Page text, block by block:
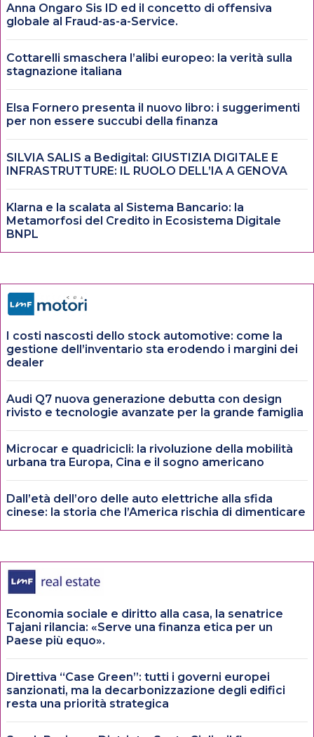
Anna Ongaro Sis ID ed il concetto di offensiva
globale al Fraud-as-a-Service.
Cottarelli smaschera l’alibi europeo: la verità sulla
stagnazione italiana
Elsa Fornero presenta il nuovo libro: i suggerimenti
per non essere succubi della finanza
SILVIA SALIS a Bedigital: GIUSTIZIA DIGITALE E
INFRASTRUTTURE: IL RUOLO DELL’IA A GENOVA
Klarna e la scalata al Sistema Bancario: la
Metamorfosi del Credito in Ecosistema Digitale
BNPL
I costi nascosti dello stock automotive: come la
gestione dell’inventario sta erodendo i margini dei
dealer
Audi Q7 nuova generazione debutta con design
rivisto e tecnologie avanzate per la grande famiglia
Microcar e quadricicli: la rivoluzione della mobilità
urbana tra Europa, Cina e il sogno americano
Dall’età dell’oro delle auto elettriche alla sfida
cinese: la storia che l’America rischia di dimenticare
Economia sociale e diritto alla casa, la senatrice
Tajani rilancia: «Serve una finanza etica per un
Paese più equo».
Direttiva “Case Green”: tutti i governi europei
sanzionati, ma la decarbonizzazione degli edifici
resta una priorità strategica